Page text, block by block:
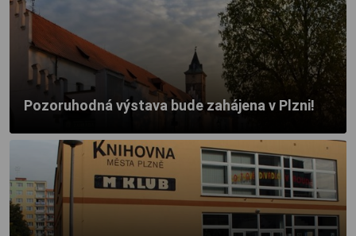
Pozoruhodná výstava bude zahájena v Plzni!